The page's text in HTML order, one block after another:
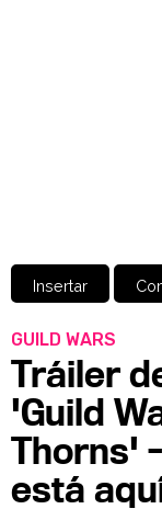
Insertar
GUILD WARS
Tráiler
'Guild
Thorns'
está